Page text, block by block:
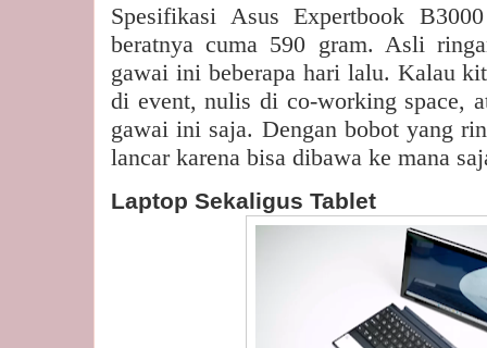
Spesifikasi Asus Expertbook
beratnya cuma 590 gram. Asli
gawai ini beberapa hari lalu. Kalau
di event, nulis di co-working space,
gawai ini saja. Dengan bobot yang
lancar karena bisa dibawa ke mana
Laptop Sekaligus Tablet